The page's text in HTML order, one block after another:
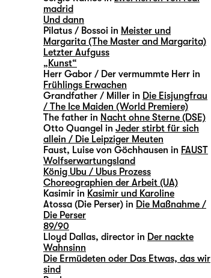
madrid
Und dann
Pilatus / Bossoi in Meister und
Margarita (The Master and Margarita)
Letzter Aufguss
„Kunst“
Herr Gabor / Der vermummte Herr in
Frühlings Erwachen
Grandfather / Miller in Die Eisjungfrau
/ The Ice Maiden (World Premiere)
The father in Nacht ohne Sterne (DSE)
Otto Quangel in Jeder stirbt für sich
allein / Die Leipziger Meuten
Faust, Luise von Göchhausen in FAUST
Wolfserwartungsland
König Ubu / Ubus Prozess
Choreographien der Arbeit (UA)
Kasimir in Kasimir und Karoline
Atossa (Die Perser) in Die Maßnahme /
Die Perser
89/90
Lloyd Dallas, director in Der nackte
Wahnsinn
Die Ermüdeten oder Das Etwas, das wir
sind